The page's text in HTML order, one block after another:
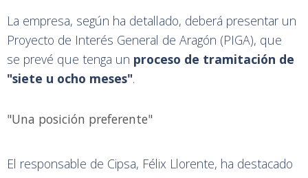
La empresa, según ha detallado, deberá presentar un
Proyecto de Interés General de Aragón (PIGA), que
se prevé que tenga un proceso de tramitación de
"siete u ocho meses".
"Una posición preferente"
El responsable de Cipsa, Félix Llorente, ha destacado